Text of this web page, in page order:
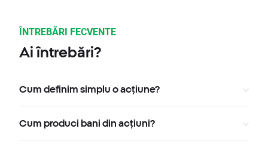
ÎNTREBĂRI FECVENTE
Ai întrebări?
Cum definim simplu o acțiune?
Cum produci bani din acțiuni?